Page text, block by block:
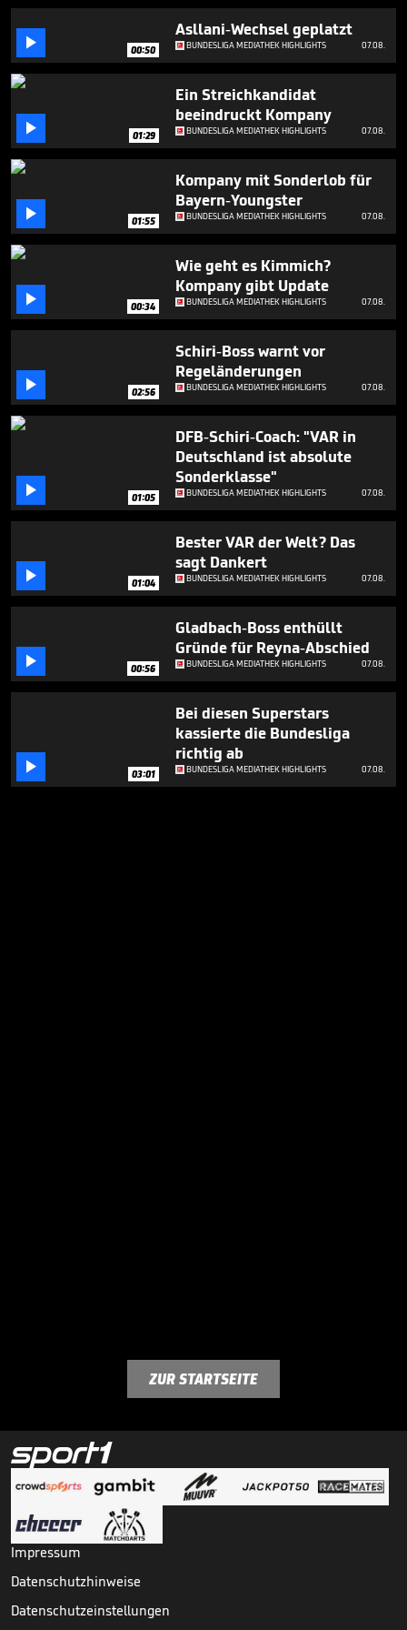
6
seconds
 00:50
Asllani-Wechsel geplatzt
BUNDESLIGA MEDIATHEK HIGHLIGHTS 07.08.
 01:29
Ein Streichkandidat
beeindruckt Kompany
BUNDESLIGA MEDIATHEK HIGHLIGHTS 07.08.
 01:55
Kompany mit Sonderlob für
Bayern-Youngster
BUNDESLIGA MEDIATHEK HIGHLIGHTS 07.08.
 00:34
Wie geht es Kimmich?
Kompany gibt Update
BUNDESLIGA MEDIATHEK HIGHLIGHTS 07.08.
 02:56
Schiri-Boss warnt vor
Regeländerungen
BUNDESLIGA MEDIATHEK HIGHLIGHTS 07.08.
 01:05
DFB-Schiri-Coach: "VAR in
Deutschland ist absolute
Sonderklasse"
BUNDESLIGA MEDIATHEK HIGHLIGHTS 07.08.
 01:04
Bester VAR der Welt? Das
sagt Dankert
BUNDESLIGA MEDIATHEK HIGHLIGHTS 07.08.
 00:56
Gladbach-Boss enthüllt
Gründe für Reyna-Abschied
BUNDESLIGA MEDIATHEK HIGHLIGHTS 07.08.
 03:01
Bei diesen Superstars
kassierte die Bundesliga
richtig ab
BUNDESLIGA MEDIATHEK HIGHLIGHTS 07.08.
ZUR STARTSEITE
Impressum
Datenschutzhinweise
Datenschutzeinstellungen